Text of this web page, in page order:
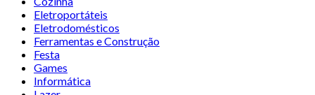
Eletroportáteis
Eletrodomésticos
Ferramentas e Construção
Festa
Games
Informática